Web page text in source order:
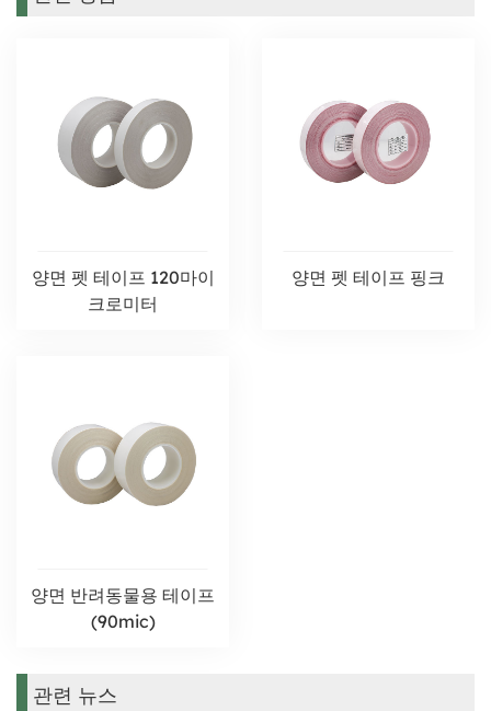
양면 펫 테이프 120마이
크로미터
양면 펫 테이프 핑크
양면 반려동물용 테이프
(90mic)
관련 뉴스